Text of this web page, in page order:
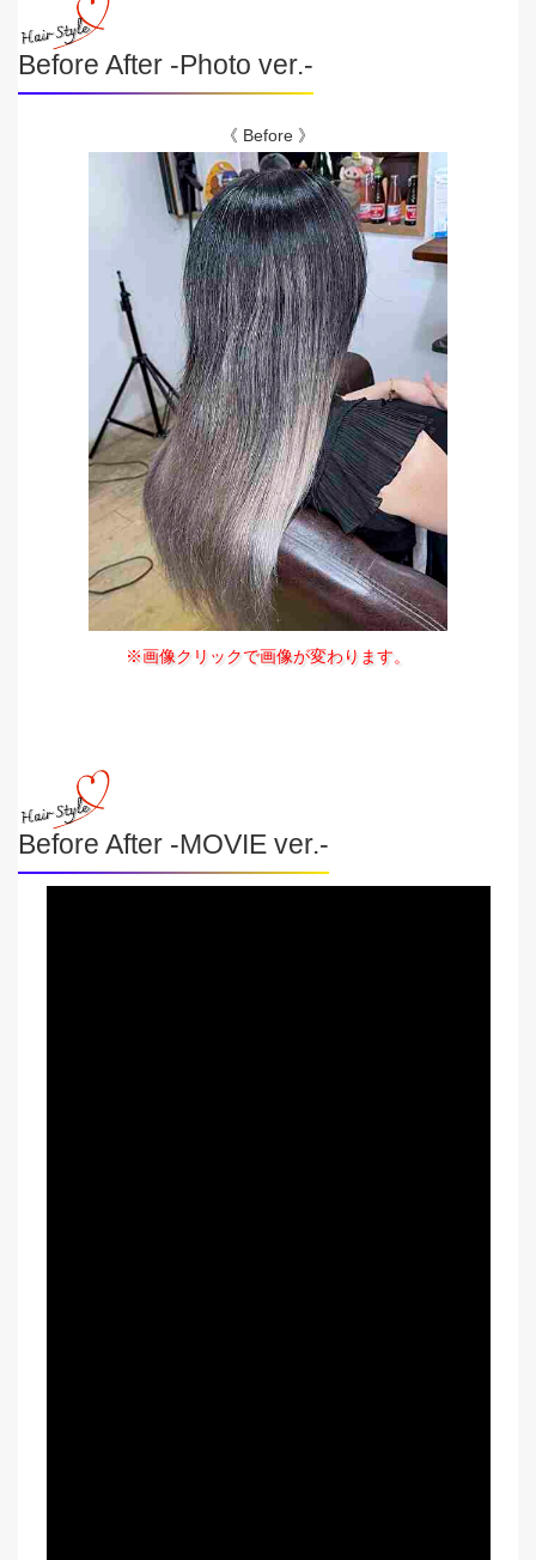
Before After -Photo ver.-
《 Before 》
※画像クリックで画像が変わります。
Before After -MOVIE ver.-